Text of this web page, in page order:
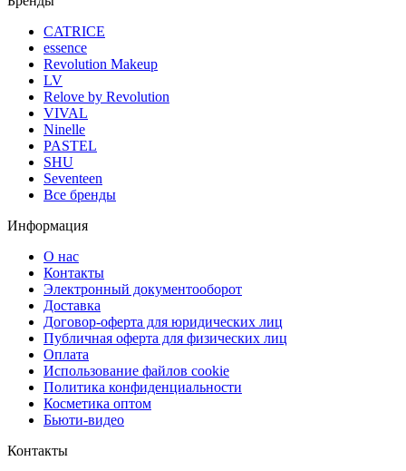
CATRICE
essence
Revolution Makeup
LV
Relove by Revolution
VIVAL
Ninelle
PASTEL
SHU
Seventeen
Все бренды
Информация
О нас
Контакты
Электронный документооборот
Доставка
Договор-оферта для юридических лиц
Публичная оферта для физических лиц
Оплата
Использование файлов cookie
Политика конфиденциальности
Косметика оптом
Бьюти-видео
Контакты